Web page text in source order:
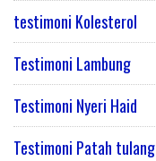
testimoni Kolesterol
Testimoni Lambung
Testimoni Nyeri Haid
Testimoni Patah tulang